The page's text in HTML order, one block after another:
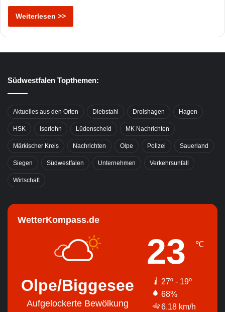
Weiterlesen >>
Südwestfalen Topthemen:
Aktuelles aus den Orten Diebstahl Drolshagen Hagen
HSK Iserlohn Lüdenscheid MK Nachrichten
Märkischer Kreis Nachrichten Olpe Polizei Sauerland
Siegen Südwestfalen Unternehmen Verkehrsunfall
Wirtschaft
WetterKompass.de
Olpe/Biggesee
Aufgelockerte Bewölkung
23 ℃
27º - 19º
68%
6.18 km/h